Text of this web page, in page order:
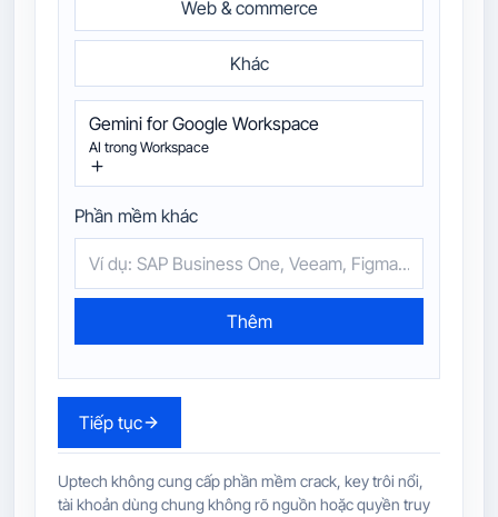
Web & commerce
Khác
Gemini for Google Workspace
AI trong Workspace
Phần mềm khác
Thêm
Tiếp tục
Uptech không cung cấp phần mềm crack, key trôi nổi,
tài khoản dùng chung không rõ nguồn hoặc quyền truy